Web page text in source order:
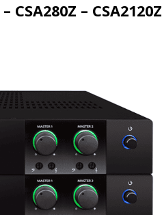
CSA280Z – CSA2120Z